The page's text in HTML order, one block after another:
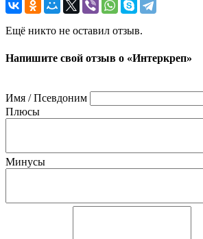
Ещё никто не оставил отзыв.
Напишите свой отзыв о «Интеркреп»
Имя / Псевдоним
Плюсы
Минусы